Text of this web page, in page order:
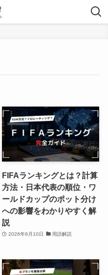
FIFAランキングとは？計算
方法・日本代表の順位・ワ
ールドカップのポット分け
への影響をわかりやすく解
説
2026年6月10日 用語解説